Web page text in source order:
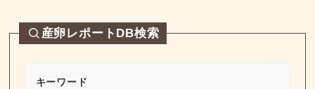
産卵レポートDB検索
キーワード